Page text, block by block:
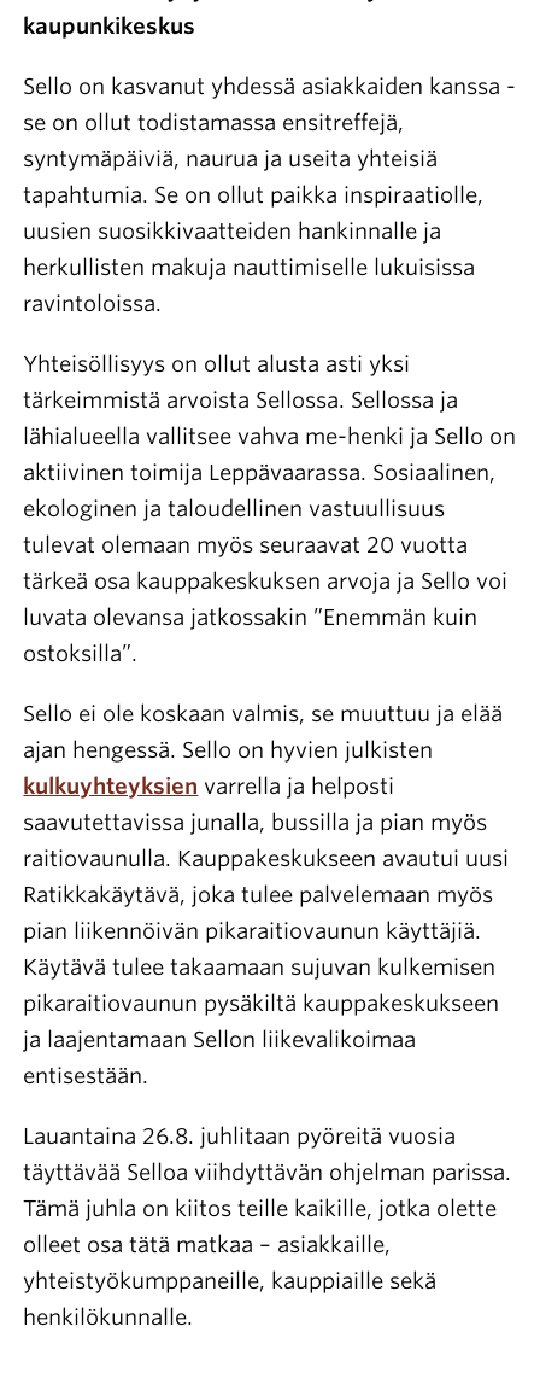
kaupunkikeskus
Sello on kasvanut yhdessä asiakkaiden kanssa -
se on ollut todistamassa ensitreffejä,
syntymäpäiviä, naurua ja useita yhteisiä
tapahtumia. Se on ollut paikka inspiraatiolle,
uusien suosikkivaatteiden hankinnalle ja
herkullisten makuja nauttimiselle lukuisissa
ravintoloissa.
Yhteisöllisyys on ollut alusta asti yksi
tärkeimmistä arvoista Sellossa. Sellossa ja
lähialueella vallitsee vahva me-henki ja Sello on
aktiivinen toimija Leppävaarassa. Sosiaalinen,
ekologinen ja taloudellinen vastuullisuus
tulevat olemaan myös seuraavat 20 vuotta
tärkeä osa kauppakeskuksen arvoja ja Sello voi
luvata olevansa jatkossakin ”Enemmän kuin
ostoksilla”.
Sello ei ole koskaan valmis, se muuttuu ja elää
ajan hengessä. Sello on hyvien julkisten
kulkuyhteyksien varrella ja helposti
saavutettavissa junalla, bussilla ja pian myös
raitiovaunulla. Kauppakeskukseen avautui uusi
Ratikkakäytävä, joka tulee palvelemaan myös
pian liikennöivän pikaraitiovaunun käyttäjiä.
Käytävä tulee takaamaan sujuvan kulkemisen
pikaraitiovaunun pysäkiltä kauppakeskukseen
ja laajentamaan Sellon liikevalikoimaa
entisestään.
Lauantaina 26.8. juhlitaan pyöreitä vuosia
täyttävää Selloa viihdyttävän ohjelman parissa.
Tämä juhla on kiitos teille kaikille, jotka olette
olleet osa tätä matkaa – asiakkaille,
yhteistyökumppaneille, kauppiaille sekä
henkilökunnalle.